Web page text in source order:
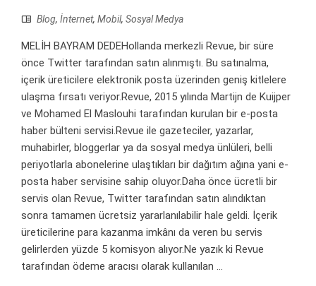
Blog, İnternet, Mobil, Sosyal Medya
MELİH BAYRAM DEDEHollanda merkezli Revue, bir süre
önce Twitter tarafından satın alınmıştı. Bu satınalma,
içerik üreticilere elektronik posta üzerinden geniş kitlelere
ulaşma fırsatı veriyor.Revue, 2015 yılında Martijn de Kuijper
ve Mohamed El Maslouhi tarafından kurulan bir e-posta
haber bülteni servisi.Revue ile gazeteciler, yazarlar,
muhabirler, bloggerlar ya da sosyal medya ünlüleri, belli
periyotlarla abonelerine ulaştıkları bir dağıtım ağına yani e-
posta haber servisine sahip oluyor.Daha önce ücretli bir
servis olan Revue, Twitter tarafından satın alındıktan
sonra tamamen ücretsiz yararlanılabilir hale geldi. İçerik
üreticilerine para kazanma imkânı da veren bu servis
gelirlerden yüzde 5 komisyon alıyor.Ne yazık ki Revue
tarafından ödeme aracısı olarak kullanılan ...